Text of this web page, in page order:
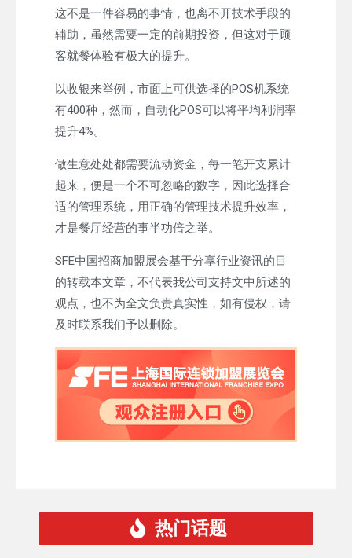
这不是一件容易的事情，也离不开技术手段的
辅助，虽然需要一定的前期投资，但这对于顾
客就餐体验有极大的提升。
以收银来举例，市面上可供选择的POS机系统
有400种，然而，自动化POS可以将平均利润率
提升4%。
做生意处处都需要流动资金，每一笔开支累计
起来，便是一个不可忽略的数字，因此选择合
适的管理系统，用正确的管理技术提升效率，
才是餐厅经营的事半功倍之举。
SFE中国招商加盟展会基于分享行业资讯的目
的转载本文章，不代表我公司支持文中所述的
观点，也不为全文负责真实性，如有侵权，请
及时联系我们予以删除。
热门话题